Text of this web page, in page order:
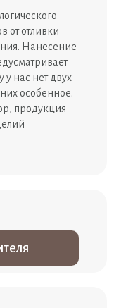
от отливки
Нанесение
у нас нет двух
особенное.
продукция